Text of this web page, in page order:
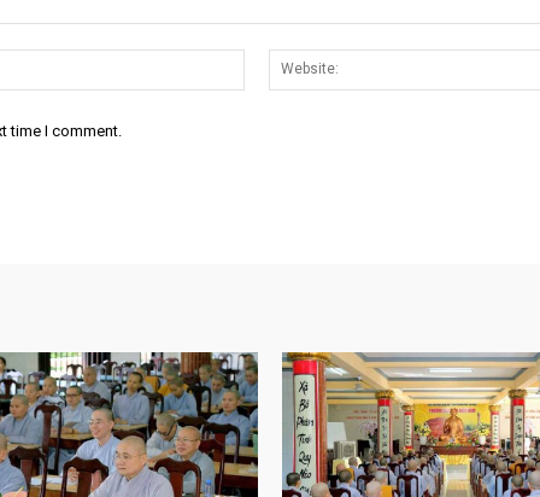
Email:*
time I comment.